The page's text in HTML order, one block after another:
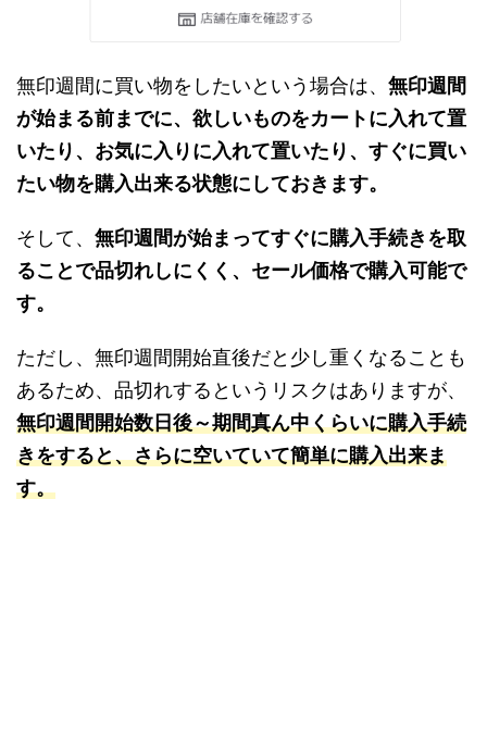
無印週間に買い物をしたいという場合は、 無印週間
が始まる前までに、欲しいものをカートに入れて置
いたり、お気に入りに入れて置いたり、すぐに買い
たい物を購入出来る状態にしておきます。
そして、 無印週間が始まってすぐに購入手続きを取
ることで品切れしにくく、セール価格で購入可能で
す。
ただし、無印週間開始直後だと少し重くなることも
あるため、品切れするというリスクはありますが、
無印週間開始数日後～期間真ん中くらいに購入手続
きをすると、さらに空いていて簡単に購入出来ま
す。